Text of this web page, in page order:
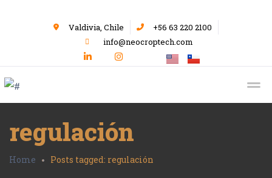
Valdivia, Chile
+56 63 220 2100
info@neocroptech.com
regulación
Home Posts tagged: regulación